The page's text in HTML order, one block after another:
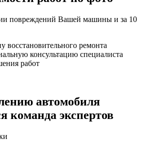
повреждений Вашей машины и за 10
восстановительного ремонта
консультацию специалиста
работ
автомобиля
команда экспертов